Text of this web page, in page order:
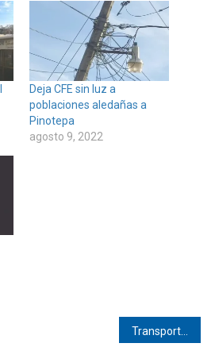
Deja CFE sin luz a
poblaciones aledañas a
Pinotepa
agosto 9, 2022
Transportistas bloquean carretera 200 Pinotepa